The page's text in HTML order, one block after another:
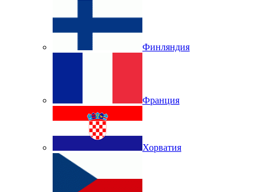
Финляндия
Франция
Хорватия